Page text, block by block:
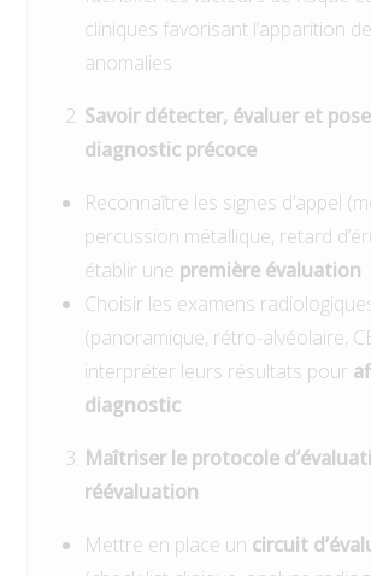
cliniques favorisant l’apparition
anomalies
Savoir détecter, évaluer et
diagnostic précoce
Reconnaître les signes d’appel
percussion métallique, retard
établir une première évaluation
Choisir les examens
(panoramique, rétro-alvéolaire,
interpréter leurs résultats pour
diagnostic
Maîtriser le protocole
réévaluation
Mettre en place un circuit